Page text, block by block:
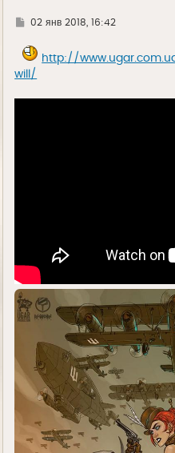
Г
е
02 янв 2018, 16:42
http://
will/